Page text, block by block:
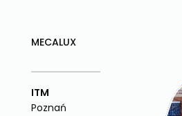
MECALUX
ITM
Poznań